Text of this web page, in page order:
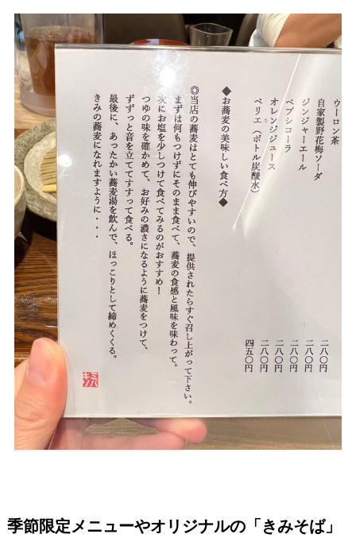
季節限定メニューやオリジナルの「きみそば」